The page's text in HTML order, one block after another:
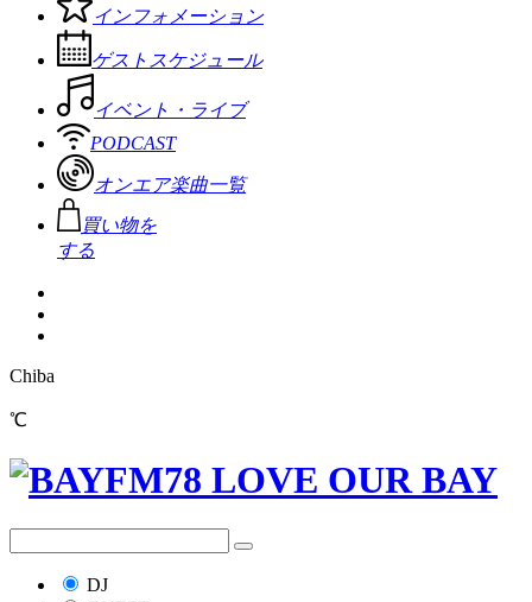
インフォメーション
ゲストスケジュール
イベント・ライブ
PODCAST
オンエア楽曲一覧
買い物を
する
Chiba
℃
DJ